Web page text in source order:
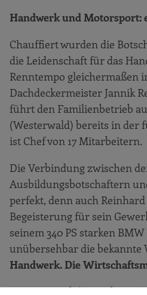
Handwerk und Motorsport:
Chauffiert wurden die
die Leidenschaft für das
Renntempo gleichermaßen
Dachdeckermeister Jannik
führt den Familienbetrieb
(Westerwald) bereits in der
ist Chef von 17 Mitarbeitern.
Die Verbindung zwischen
Ausbildungsbotschaftern
perfekt, denn auch
Begeisterung für sein
seinem 340 PS starken
unübersehbar die bekannte
Handwerk. Die
„Unsere